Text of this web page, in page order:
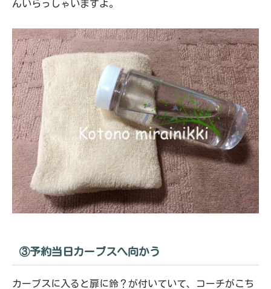
んいらっしゃいますよ。
③予約当日カーブスへ向かう
カーブスに入ると扉に鈴？が付いていて、コーチがこち